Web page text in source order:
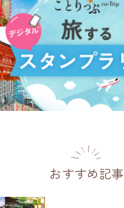
ツが人気♪福
ンガ造りのレ
3-3」
おすすめ記事